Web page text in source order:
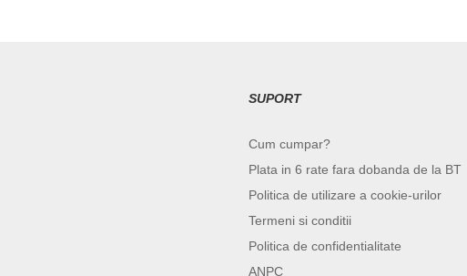
SUPORT
Cum cumpar?
Plata in 6 rate fara dobanda de la BT
Politica de utilizare a cookie-urilor
Termeni si conditii
Politica de confidentialitate
ANPC